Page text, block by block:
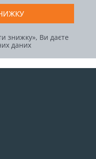
знижку», Ви даєте
даних